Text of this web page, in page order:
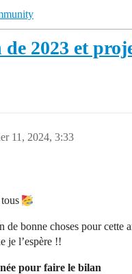
2023 et
11, 2024, 3:33
de bonne choses pour cette
je l’espère !!
pour faire le bilan